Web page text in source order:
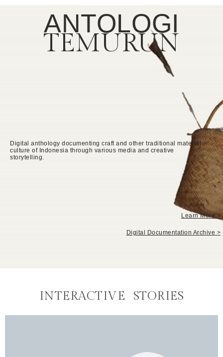
ANTOLOGI
TEMURUN
Digital anthology documenting craft and other traditional material
culture of Indonesia through various media and creative
storytelling.
Learn More >
Digital Documentation Archive >
INTERACTIVE STORIES